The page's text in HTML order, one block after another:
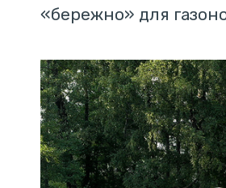
«бережно» для